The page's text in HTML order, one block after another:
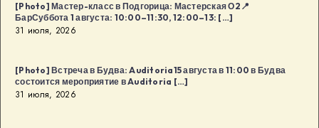
[Photo] Мастер-класс в Подгорица: Мастерская О2📍
БарСуббота 1 августа: 10:00–11:30, 12:00–13: […]
31 июля, 2026
[Photo] Встреча в Будва: Auditoria15 августа в 11:00 в Будва
состоится мероприятие в Auditoria […]
31 июля, 2026